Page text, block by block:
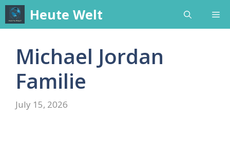
Skip
content
Heute Welt
Michael Jordan
Familie
July 15, 2026